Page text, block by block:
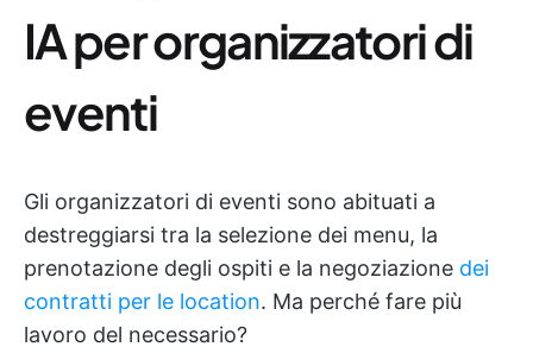
IA per organizzatori di
eventi
Gli organizzatori di eventi sono abituati a
destreggiarsi tra la selezione dei menu, la
prenotazione degli ospiti e la negoziazione dei
contratti per le location. Ma perché fare più
lavoro del necessario?